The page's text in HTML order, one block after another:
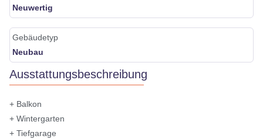
Neuwertig
Gebäudetyp
Neubau
Ausstattungsbeschreibung
+ Balkon
+ Wintergarten
+ Tiefgarage